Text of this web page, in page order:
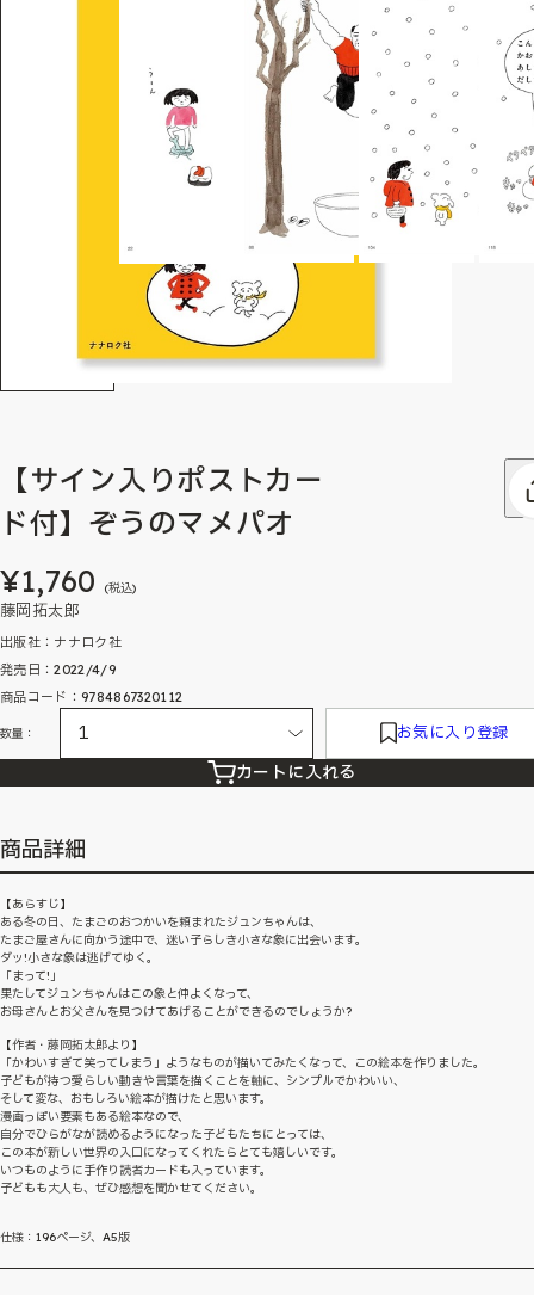
【サイン入りポストカー
ド付】ぞうのマメパオ
¥1,760 (税込)
藤岡拓太郎
出版社：ナナロク社
発売日：2022/4/9
商品コード：9784867320112
数量： お気に入り登録
カートに入れる
商品詳細
【あらすじ】
ある冬の日、たまごのおつかいを頼まれたジュンちゃんは、
たまご屋さんに向かう途中で、迷い子らしき小さな象に出会います。
ダッ!小さな象は逃げてゆく。
「まって!」
果たしてジュンちゃんはこの象と仲よくなって、
お母さんとお父さんを見つけてあげることができるのでしょうか?
【作者・藤岡拓太郎より】
「かわいすぎて笑ってしまう」ようなものが描いてみたくなって、この絵本を作りました。
子どもが持つ愛らしい動きや言葉を描くことを軸に、シンプルでかわいい、
そして変な、おもしろい絵本が描けたと思います。
漫画っぽい要素もある絵本なので、
自分でひらがなが読めるようになった子どもたちにとっては、
この本が新しい世界の入口になってくれたらとても嬉しいです。
いつものように手作り読者カードも入っています。
子どもも大人も、ぜひ感想を聞かせてください。
仕様：196ページ、A5版